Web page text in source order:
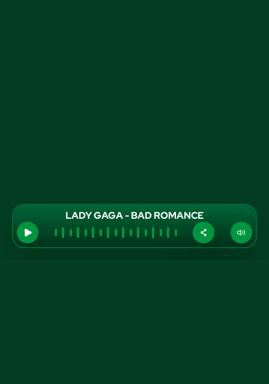
LADY GAGA - BAD ROMANCE